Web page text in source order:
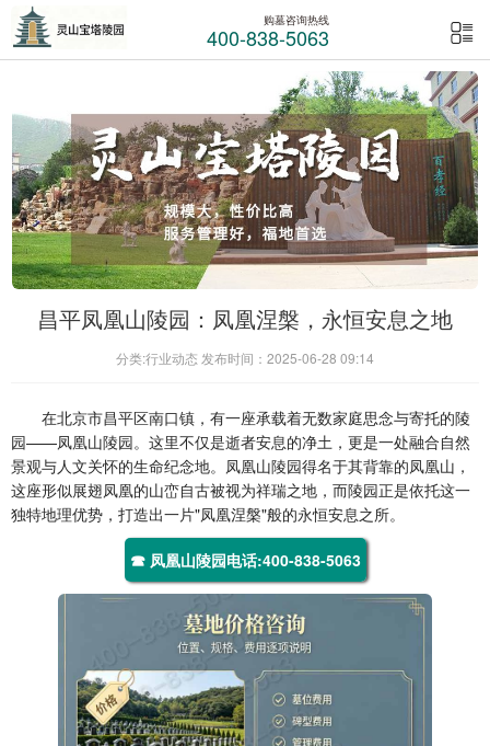
购墓咨询热线
400-838-5063
昌平凤凰山陵园：凤凰涅槃，永恒安息之地
分类:行业动态 发布时间：2025-06-28 09:14
在北京市昌平区南口镇，有一座承载着无数家庭思念与寄托的陵
园——凤凰山陵园。这里不仅是逝者安息的净土，更是一处融合自然
景观与人文关怀的生命纪念地。凤凰山陵园得名于其背靠的凤凰山，
这座形似展翅凤凰的山峦自古被视为祥瑞之地，而陵园正是依托这一
独特地理优势，打造出一片"凤凰涅槃"般的永恒安息之所。
☎ 凤凰山陵园电话:400-838-5063